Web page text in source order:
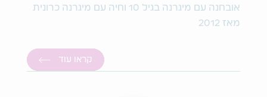
אובחנה עם מיגרנה בגיל 10 וחיה עם מיגרנה כרונית
מאז 2012
קראו עוד